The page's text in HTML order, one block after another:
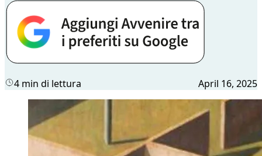
4 min di lettura April 16, 2025